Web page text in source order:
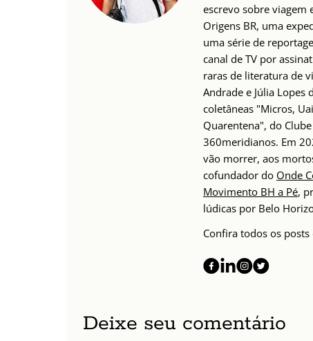
escrevo sobre viagem
Origens BR, uma
uma série de
canal de TV por
raras de literatura de
Andrade e Júlia Lopes
coletâneas "Micros,
Quarentena", do
360meridianos. Em
vão morrer, aos
cofundador do Onde
Movimento BH a Pé,
lúdicas por Belo
Confira todos os
Deixe seu comentário